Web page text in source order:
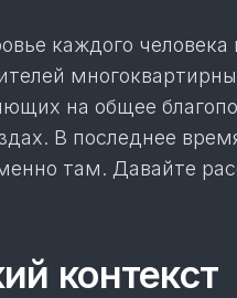
каждого человека
на общее
В последнее
там. Давайте
контекст